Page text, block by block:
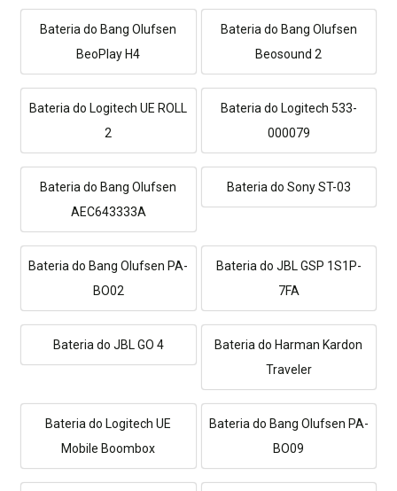
Bateria do Bang Olufsen
BeoPlay H4
Bateria do Bang Olufsen
Beosound 2
Bateria do Logitech UE ROLL
2
Bateria do Logitech 533-
000079
Bateria do Bang Olufsen
AEC643333A
Bateria do Sony ST-03
Bateria do Bang Olufsen PA-
BO02
Bateria do JBL GSP 1S1P-
7FA
Bateria do JBL GO 4
Bateria do Harman Kardon
Traveler
Bateria do Logitech UE
Mobile Boombox
Bateria do Bang Olufsen PA-
BO09